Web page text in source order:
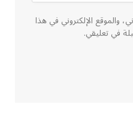
والموقع الإلكتروني في هذا
في تعليقي.